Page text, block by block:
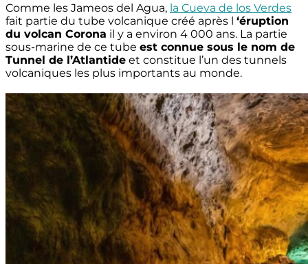
Comme les Jameos del Agua, la Cueva de los Verdes
fait partie du tube volcanique créé après l ‘éruption
du volcan Corona il y a environ 4 000 ans. La partie
sous-marine de ce tube est connue sous le nom de
Tunnel de l’Atlantide et constitue l’un des tunnels
volcaniques les plus importants au monde.